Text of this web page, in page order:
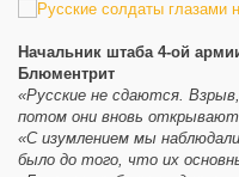
Начальник штаба 4-ой
Блюментрит
«Русские не сдаются.
потом они вновь открывают
«С изумлением мы
было до того, что их